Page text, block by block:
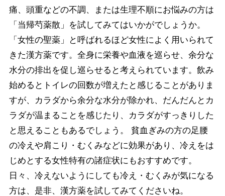
痛、頭重などの不調、または生理不順にお悩みの方は
「当帰芍薬散」を試してみてはいかがでしょうか。
「女性の聖薬」と呼ばれるほど女性によく用いられて
きた漢方薬です。全身に栄養や血液を巡らせ、余分な
水分の排出を促し巡らせると考えられています。飲み
始めるとトイレの回数が増えたと感じることがありま
すが、カラダから余分な水分が除かれ、だんだんとカ
ラダが温まることを感じたり、カラダがすっきりした
と思えることもあるでしょう。 貧血ぎみの方の足腰
の冷えや肩こり・むくみなどに効果があり、冷えをは
じめとする女性特有の諸症状にもおすすめです。
日々、冷えないようにしても冷え・むくみが気になる
方は、是非、漢方薬を試してみてくださいね。